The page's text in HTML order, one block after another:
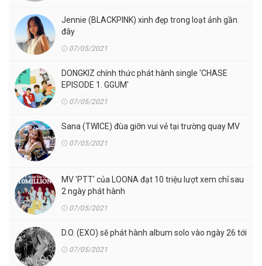
Jennie (BLACKPINK) xinh đẹp trong loạt ảnh gần
đây
07/05/2021
DONGKIZ chính thức phát hành single 'CHASE
EPISODE 1. GGUM'
07/05/2021
Sana (TWICE) đùa giỡn vui vẻ tại trường quay MV
07/05/2021
MV 'PTT' của LOONA đạt 10 triệu lượt xem chỉ sau
2 ngày phát hành
07/05/2021
D.O. (EXO) sẽ phát hành album solo vào ngày 26 tới
07/05/2021